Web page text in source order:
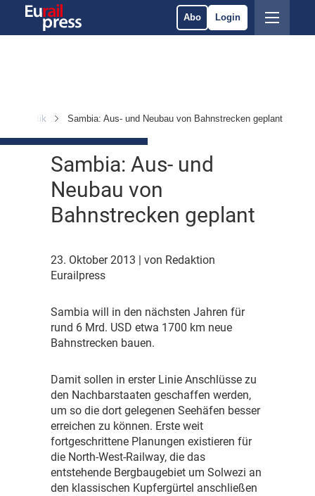
Abo Login
Politik Sambia: Aus- und Neubau von Bahnstrecken geplant
Sambia: Aus- und
Neubau von
Bahnstrecken geplant
23. Oktober 2013
| von Redaktion
Eurailpress
Sambia will in den nächsten Jahren für
rund 6 Mrd. USD etwa 1700 km neue
Bahnstrecken bauen.
Damit sollen in erster Linie Anschlüsse zu
den Nachbarstaaten geschaffen werden,
um so die dort gelegenen Seehäfen besser
erreichen zu können. Erste weit
fortgeschrittene Planungen existieren für
die North-West-Railway, die das
entstehende Bergbaugebiet um Solwezi an
den klassischen Kupfergürtel anschließen